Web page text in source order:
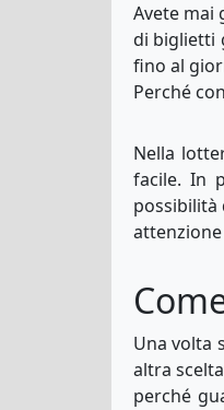
Avete mai
di biglietti
fino al
Perché
Nella
facile. In
possibilità
Una volta
altra
perché